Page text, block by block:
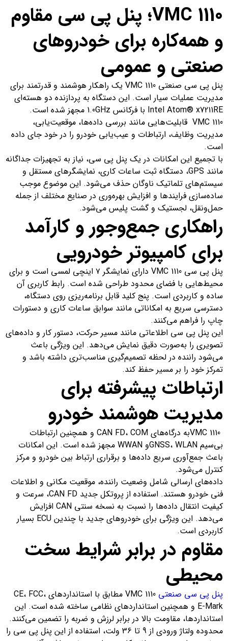
VMC 1110؛ پنل پی سی مقاوم
و همه‌کاره برای خودروهای
صنعتی و عمومی
پنل پی سی صنعتی VMC 1110 یک راهکار هوشمند و قدرتمند برای
مدیریت عملیات سیار است. این دستگاه به پردازنده دو هسته‌ای
Intel Atom® x7211RE با فرکانس 1.0GHz مجهز شده است.
VMC 1110 قابلیت‌هایی مانند بررسی داده‌ها، موقعیت‌یابی،
مدیریت وظایف، ارتباطات و عیب‌یابی خودرو را در خود جای داده
است.
با تجمیع این امکانات در یک پنل پی سی، نیاز به تجهیزات جداگانه
مانند GPS، دستگاه ثبت ساعات کاری، نمایشگرهای مستقل و
سیستم‌های تلماتیک ناوگان حذف می‌شود. این موضوع موجب
ساده‌سازی فرایندها و افزایش بهره‌وری در صنایع مختلف از جمله
حمل‌ونقل، لجستیک و گشت پلیس می‌شود.
راهکاری جمع‌وجور و کارآمد
برای کامپیوتر خودرویی
پنل پی سی VMC 1110 دارای نمایشگر ۷ اینچی لمسی است و برای
محیط‌هایی با فضای محدود طراحی شده است. رابط کاربری آن
ساده و کاربردی است. پنج کلید قابل برنامه‌ریزی روی دستگاه،
دسترسی سریع به امکاناتی مانند سوابق ساعات کاری و دستورات
چاپ را فراهم می‌کنند.
این پنل پی سی اطلاعاتی مانند مسیر حرکت، دستور کار و داده‌های
تصویری را به‌صورت دقیق نمایش می‌دهد. این ویژگی باعث
می‌شود راننده در لحظه تصمیم‌گیری مناسب‌تری داشته باشد و
تمرکز خود را بر مسیر حفظ کند.
ارتباطات پیشرفته برای
مدیریت هوشمند خودرو
VMC 1110به درگاه‌های CAN FD، COM و همچنین ارتباطات
بی‌سیم GNSS، WLANو WWAN مجهز شده است. این امکانات
باعث جمع‌آوری سریع داده‌ها و برقراری ارتباط بین خودرو و مرکز
کنترل می‌شود.
داده‌های ارسالی شامل وضعیت راننده، موقعیت مکانی و اطلاعات
فنی خودرو هستند. استفاده از پروتکل جدید CAN FD، سرعت و
کیفیت انتقال داده‌ها را نسبت به نسخه سنتی CAN افزایش
می‌دهد. این ویژگی برای خودروهای جدید با چندین ECU بسیار
کاربردی است.
مقاوم در برابر شرایط سخت
محیطی
پنل پی سی صنعتی
VMC 1110 مطابق با استانداردهای CE، FCC،
E-Mark و همچنین استانداردهای نظامی ساخته شده است. این
استانداردها، مقاومت بالا در برابر لرزش و ضربه را تضمین می‌کنند.
محدوده ولتاژ ورودی از 9 تا 36 ولت، استفاده از این پنل پی سی را